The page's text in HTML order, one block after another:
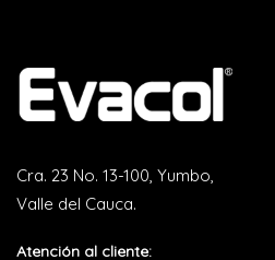
Cra. 23 No. 13-100, Yumbo,
Valle del Cauca.
Atención al cliente: